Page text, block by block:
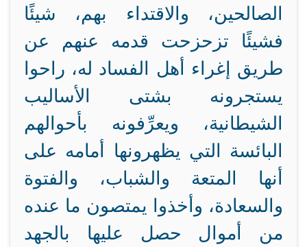
الصالحين، والاقتداء بهم، شيئًا
فشيئًا تزحزحت قدمه عنهم عن
طريق إغراء أهل الفساد له، راحوا
يستجرونه بشتى الأساليب
الشيطانية، ويعرِّفونه بأحوالهم
البائسة التي يظهرونها أمامه على
أنها المتعة والشباب، والفتوة
والسعادة، وأخذوا يمتصون ما عنده
من أموال حصل عليها بالجهد